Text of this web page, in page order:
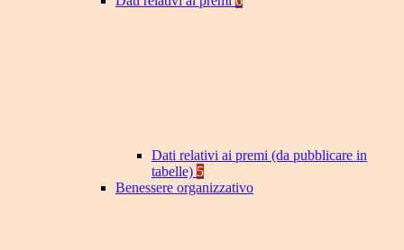
Dati relativi ai premi (da pubblicare in
tabelle) 5
Benessere organizzativo